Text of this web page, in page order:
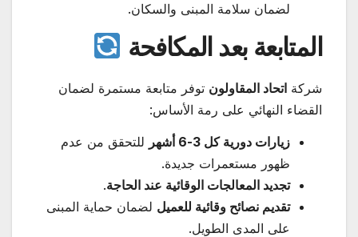
لضمان سلامة المبنى والسكان.
المتابعة بعد المكافحة
شركة اتحاد المقاولون توفر متابعة مستمرة لضمان
القضاء النهائي على رمة الأساس:
زيارات دورية كل 3-6 أشهر
للتحقق من عدم
ظهور مستعمرات جديدة.
تجديد المعالجات الوقائية عند الحاجة.
تقديم نصائح وقائية للعميل لضمان حماية المبنى
على المدى الطويل.